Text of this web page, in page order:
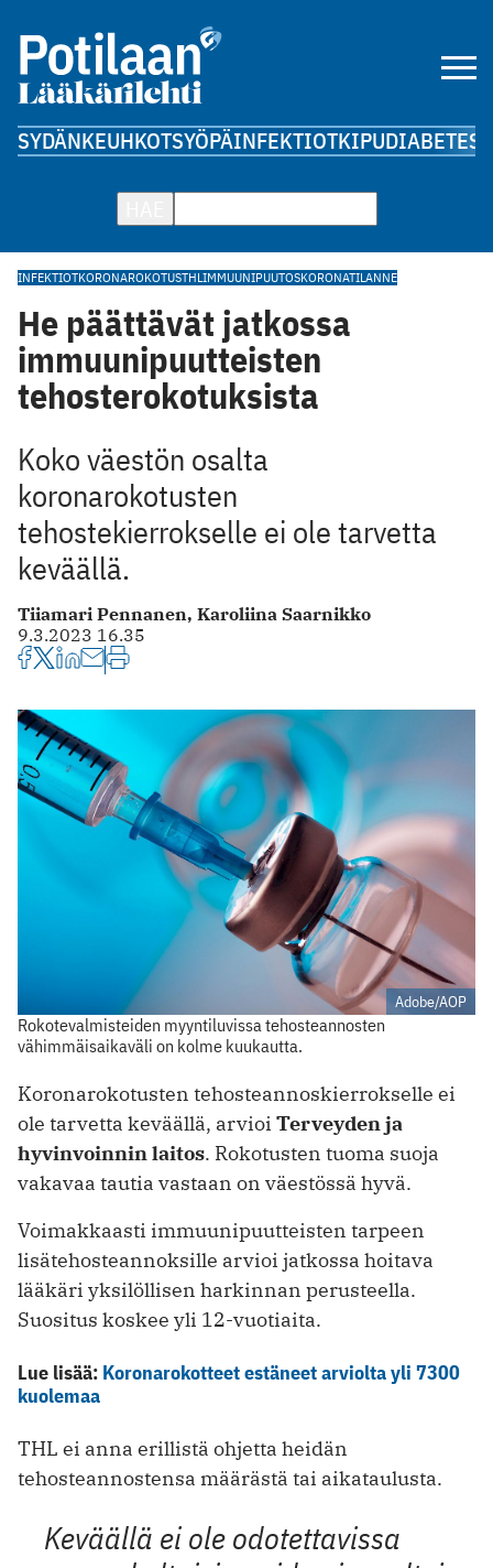
SYDÄNKEUHKOTSYÖPÄINFEKTIOTKIPUDIABETES
INFEKTIOTKORONAROKOTUSTHLIMMUUNIPUUTOSKORONATILANNE
He päättävät jatkossa
immuunipuutteisten
tehosterokotuksista
Koko väestön osalta
koronarokotusten
tehostekierrokselle ei ole tarvetta
keväällä.
Tiiamari Pennanen, Karoliina Saarnikko
9.3.2023 16.35
Adobe/AOP
Rokotevalmisteiden myyntiluvissa tehosteannosten
vähimmäisaikaväli on kolme kuukautta.
Koronarokotusten tehosteannoskierrokselle ei
ole tarvetta keväällä, arvioi Terveyden ja
hyvinvoinnin laitos. Rokotusten tuoma suoja
vakavaa tautia vastaan on väestössä hyvä.
Voimakkaasti immuunipuutteisten tarpeen
lisätehosteannoksille arvioi jatkossa hoitava
lääkäri yksilöllisen harkinnan perusteella.
Suositus koskee yli 12-vuotiaita.
Lue lisää: Koronarokotteet estäneet arviolta yli 7300
kuolemaa
THL ei anna erillistä ohjetta heidän
tehosteannostensa määrästä tai aikataulusta.
Keväällä ei ole odotettavissa